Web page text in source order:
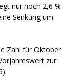
nur noch 2,6 %
Senkung um
Zahl für Oktober
zur